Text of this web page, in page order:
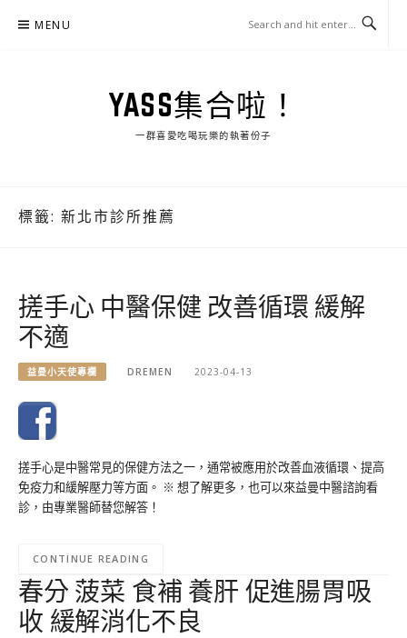
MENU
YASS集合啦！
一群喜愛吃喝玩樂的執著份子
標籤: 新北市診所推薦
搓手心 中醫保健 改善循環 緩解
不適
益曼小天使專欄 DREMEN 2023-04-13
搓手心是中醫常見的保健方法之一，通常被應用於改善血液循環、提高
免疫力和緩解壓力等方面。 ※ 想了解更多，也可以來益曼中醫諮詢看
診，由專業醫師替您解答！
CONTINUE READING
春分 菠菜 食補 養肝 促進腸胃吸
收 緩解消化不良